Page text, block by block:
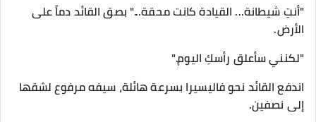
​"أنتِ شيطانة... القيادة كانت محقة..." بصق القائد دماً على
الأرض.
"لكنني سأعلق رأسكِ اليوم."
​اندفع القائد نحو فاليسيرا بسرعة هائلة، سيفه مرفوع لشقها
إلى نصفين.